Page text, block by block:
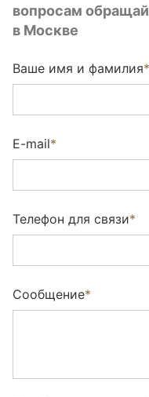
вопросам
в Москве
Ваше имя и фамилия*
E-mail*
Телефон для связи*
Сообщение*